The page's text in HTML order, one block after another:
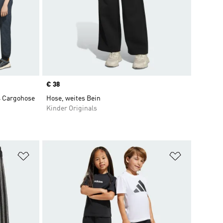
Cargohose
Price
€ 38
Hose, weites Bein
Kinder Originals
Zur Wunschliste hinzufügen